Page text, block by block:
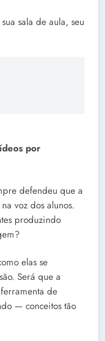
sala de aula, seu
por
defendeu que a
voz dos alunos.
produzindo
elas se
Será que a
de
— conceitos tão